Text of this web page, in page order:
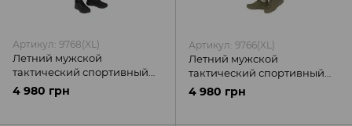
Артикул: 9768(XL)
Летний мужской
тактический спортивный
костюм FitPro Zip Темно-
синий Camotec
4 980 грн
Артикул: 9766(XL)
Летний мужской
тактический спортивный
костюм FitPro Zip Олива
Camotec
4 980 грн